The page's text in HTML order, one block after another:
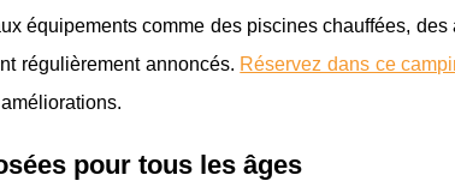
équipements comme des piscines chauffées,
régulièrement annoncés. Réservez dans ce
pour tous les âges